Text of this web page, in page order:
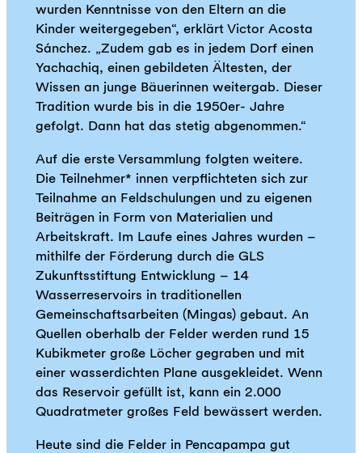
wurden Kenntnisse von den Eltern an die
Kinder weitergegeben“, erklärt Victor Acosta
Sánchez. „Zudem gab es in jedem Dorf einen
Yachachiq, einen gebildeten Ältesten, der
Wissen an junge Bäuerinnen weitergab. Dieser
Tradition wurde bis in die 1950er- Jahre
gefolgt. Dann hat das stetig abgenommen.“
Auf die erste Versammlung folgten weitere.
Die Teilnehmer* innen verpflichteten sich zur
Teilnahme an Feldschulungen und zu eigenen
Beiträgen in Form von Materialien und
Arbeitskraft. Im Laufe eines Jahres wurden –
mithilfe der Förderung durch die GLS
Zukunftsstiftung Entwicklung – 14
Wasserreservoirs in traditionellen
Gemeinschaftsarbeiten (Mingas) gebaut. An
Quellen oberhalb der Felder werden rund 15
Kubikmeter große Löcher gegraben und mit
einer wasserdichten Plane ausgekleidet. Wenn
das Reservoir gefüllt ist, kann ein 2.000
Quadratmeter großes Feld bewässert werden.
Heute sind die Felder in Pencapampa gut